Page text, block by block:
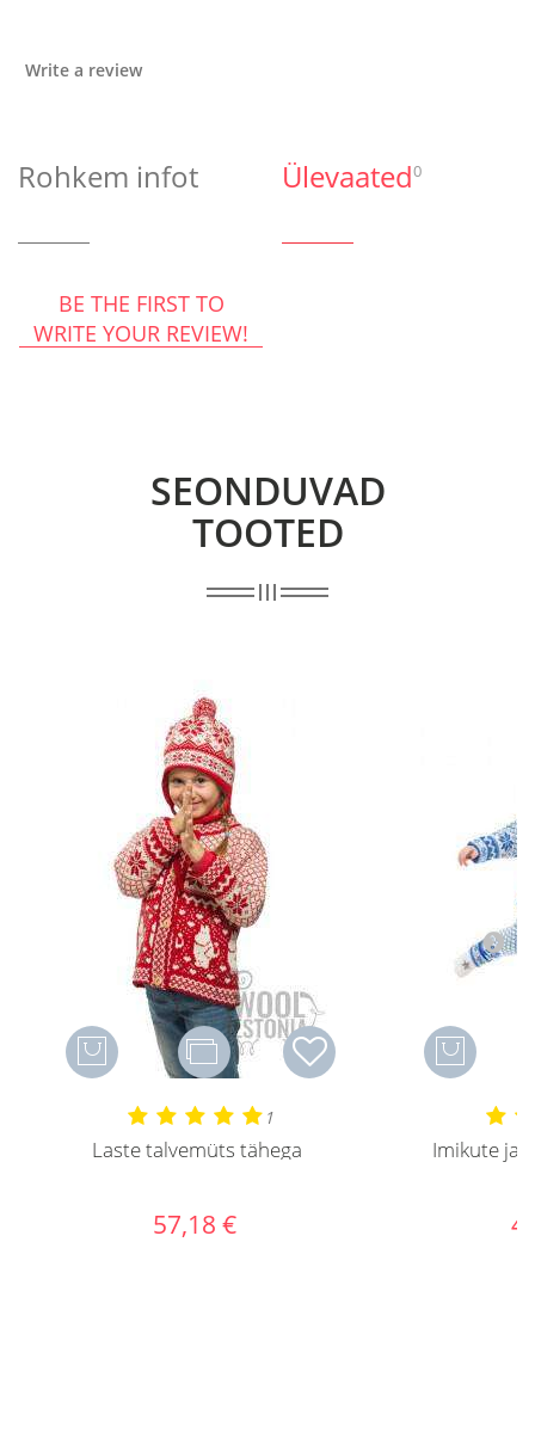
Write a review
Rohkem infot Ülevaated0
BE THE FIRST TO
WRITE YOUR REVIEW!
SEONDUVAD
TOOTED
1
Laste talvemüts tähega
57,18 €
Imikute ja